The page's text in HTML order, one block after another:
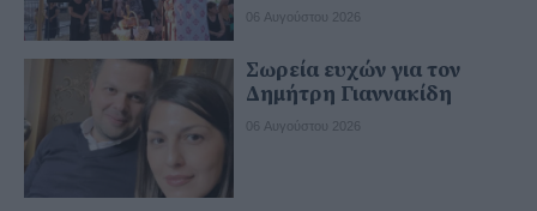
06 Αυγούστου 2026
Σωρεία ευχών για τον
Δημήτρη Γιαννακίδη
06 Αυγούστου 2026